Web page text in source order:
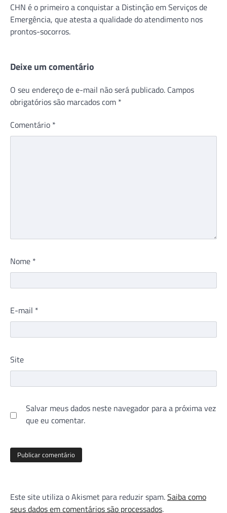
CHN é o primeiro a conquistar a Distinção em Serviços de
Emergência, que atesta a qualidade do atendimento nos
prontos-socorros.
Deixe um comentário
O seu endereço de e-mail não será publicado. Campos
obrigatórios são marcados com *
Comentário *
Nome *
E-mail *
Site
Salvar meus dados neste navegador para a próxima vez
que eu comentar.
Este site utiliza o Akismet para reduzir spam.Saiba como
seus dados em comentários são processados.